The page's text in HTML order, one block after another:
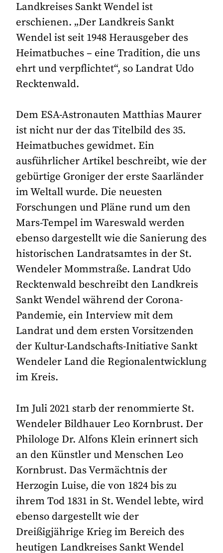
Landkreises Sankt Wendel ist
erschienen. „Der Landkreis Sankt
Wendel ist seit 1948 Herausgeber des
Heimatbuches – eine Tradition, die uns
ehrt und verpflichtet“, so Landrat Udo
Recktenwald.
Dem ESA-Astronauten Matthias Maurer
ist nicht nur der das Titelbild des 35.
Heimatbuches gewidmet. Ein
ausführlicher Artikel beschreibt, wie der
gebürtige Groniger der erste Saarländer
im Weltall wurde. Die neuesten
Forschungen und Pläne rund um den
Mars-Tempel im Wareswald werden
ebenso dargestellt wie die Sanierung des
historischen Landratsamtes in der St.
Wendeler Mommstraße. Landrat Udo
Recktenwald beschreibt den Landkreis
Sankt Wendel während der Corona-
Pandemie, ein Interview mit dem
Landrat und dem ersten Vorsitzenden
der Kultur-Landschafts-Initiative Sankt
Wendeler Land die Regionalentwicklung
im Kreis.
Im Juli 2021 starb der renommierte St.
Wendeler Bildhauer Leo Kornbrust. Der
Philologe Dr. Alfons Klein erinnert sich
an den Künstler und Menschen Leo
Kornbrust. Das Vermächtnis der
Herzogin Luise, die von 1824 bis zu
ihrem Tod 1831 in St. Wendel lebte, wird
ebenso dargestellt wie der
Dreißigjährige Krieg im Bereich des
heutigen Landkreises Sankt Wendel